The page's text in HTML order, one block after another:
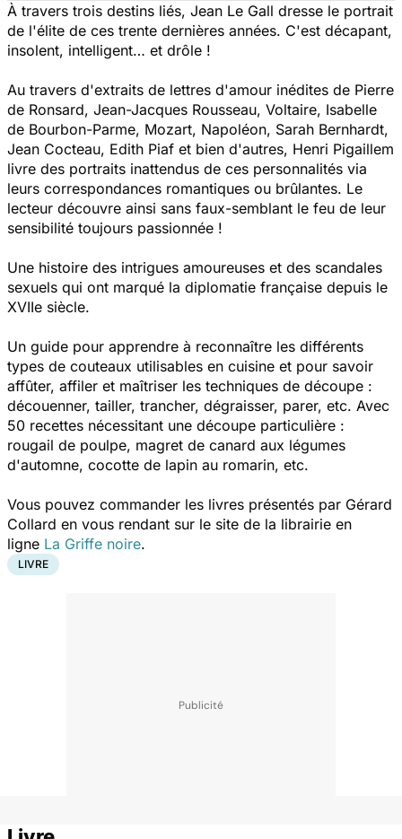
À travers trois destins liés, Jean Le Gall dresse le portrait
de l'élite de ces trente dernières années. C'est décapant,
insolent, intelligent… et drôle !
Au travers d'extraits de lettres d'amour inédites de Pierre
de Ronsard, Jean-Jacques Rousseau, Voltaire, Isabelle
de Bourbon-Parme, Mozart, Napoléon, Sarah Bernhardt,
Jean Cocteau, Edith Piaf et bien d'autres, Henri Pigaillem
livre des portraits inattendus de ces personnalités via
leurs correspondances romantiques ou brûlantes. Le
lecteur découvre ainsi sans faux-semblant le feu de leur
sensibilité toujours passionnée !
Une histoire des intrigues amoureuses et des scandales
sexuels qui ont marqué la diplomatie française depuis le
XVIIe siècle.
Un guide pour apprendre à reconnaître les différents
types de couteaux utilisables en cuisine et pour savoir
affûter, affiler et maîtriser les techniques de découpe :
découenner, tailler, trancher, dégraisser, parer, etc. Avec
50 recettes nécessitant une découpe particulière :
rougail de poulpe, magret de canard aux légumes
d'automne, cocotte de lapin au romarin, etc.
Vous pouvez commander les livres présentés par Gérard
Collard en vous rendant sur le site de la librairie en
ligne La Griffe noire.
LIVRE